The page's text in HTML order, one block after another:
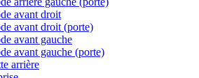
avant droit
avant droit (porte)
avant gauche
avant gauche (porte)
arrière